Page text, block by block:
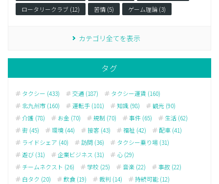
ロータリークラブ (12)
苦情 (5) ゲーム理論 (3)
カテゴリ全てを表示
タグ
タクシー (433) 交通 (187)
タクシー運賃 (160)
北九州市 (160)
運転手 (101) 知識 (98)
観光 (90)
介護 (78)
お金 (70) 規制 (70) 事件 (65)
生活 (62)
街 (45)
環境 (44) 接客 (43) 福祉 (42)
配車 (41)
ライドシェア (40)
訪問 (36)
タクシー乗り場 (31)
遊び (31)
企業ビジネス (31)
心 (29)
チームネクスト (26)
学校 (25) 音楽 (22)
事故 (22)
白タク (20)
飲食 (19) 裁判 (14)
持続可能 (12)